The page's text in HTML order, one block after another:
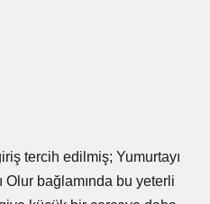
tercih edilmiş; Yumurtayı
Olur bağlamında bu yeterli